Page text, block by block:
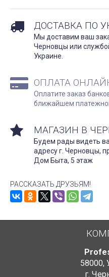
ДОСТАВКА ПО
Мы доставим ваш
Черновцы или
Украине.
ОПЛАТА
Оплатите заказ
ближайшем
МАГАЗИН В
Будем рады видеть
адресу г. Черновцы,
Дом Быта, 5 этаж
РАССКАЗАТЬ ДРУЗЬЯМ!
58000,
г.